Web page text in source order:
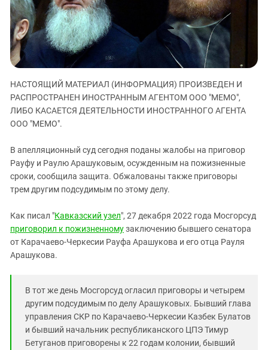
КАВКАЗ ЗА ПАЛЕСТИНУ
ИНАКОМЫСЛИЕ В ЧЕЧНЕ
ПРЕСЛЕДОВАНИЕ АКТИВИСТОВ
МОБИЛИЗАЦИЯ И ПРОТЕСТЫ
Дагестан
Ингушетия
Кабардино-Балкария
Калмыкия
Карачаево-Черкесия
Краснодарский край
Нагорный Карабах
Ростовская область
Северная Осетия - Алания
СКФО
Ставропольский край
Чечня
ЮФО
НАСТОЯЩИЙ МАТЕРИАЛ (ИНФОРМАЦИЯ) ПРОИЗВЕДЕН И
РАСПРОСТРАНЕН ИНОСТРАННЫМ АГЕНТОМ ООО "МЕМО",
ЛИБО КАСАЕТСЯ ДЕЯТЕЛЬНОСТИ ИНОСТРАННОГО АГЕНТА
ООО "МЕМО".
В апелляционный суд сегодня поданы жалобы на приговор
Рауфу и Раулю Арашуковым, осужденным на пожизненные
сроки, сообщила защита. Обжалованы также приговоры
трем другим подсудимым по этому делу.
Как писал "Кавказский узел", 27 декабря 2022 года Мосгорсуд
приговорил к пожизненномузаключению бывшего сенатора
от Карачаево-Черкесии Рауфа Арашукова и его отца Рауля
Арашукова.
В тот же день Мосгорсуд огласил приговоры и четырем
другим подсудимым по делу Арашуковых. Бывший глава
управления СКР по Карачаево-Черкесии Казбек Булатов
и бывший начальник республиканского ЦПЭ Тимур
Бетуганов приговорены к 22 годам колонии, бывший